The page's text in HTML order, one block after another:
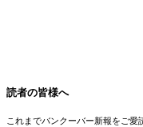
読者の皆様へ
これまでバンクーバー新報をご愛